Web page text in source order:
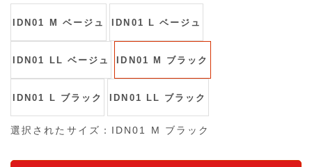
IDN01 M ベージュ IDN01 L ベージュ
IDN01 LL ベージュ IDN01 M ブラック
IDN01 L ブラック IDN01 LL ブラック
選択されたサイズ：IDN01 M ブラック